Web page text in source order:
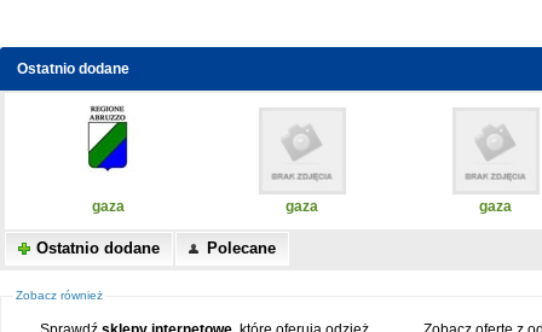
Ostatnio dodane
gaza gaza gaza
Ostatnio dodane Polecane
Zobacz również